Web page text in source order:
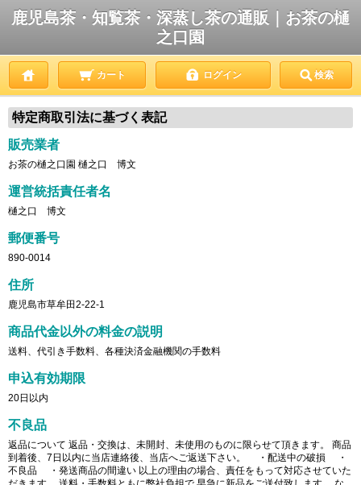
鹿児島茶・知覧茶・深蒸し茶の通販｜お茶の樋
之口園
カート ログイン 検索
特定商取引法に基づく表記
販売業者
お茶の樋之口園 樋之口 博文
運営統括責任者名
樋之口 博文
郵便番号
890-0014
住所
鹿児島市草牟田2-22-1
商品代金以外の料金の説明
送料、代引き手数料、各種決済金融機関の手数料
申込有効期限
20日以内
不良品
返品について 返品・交換は、未開封、未使用のものに限らせて頂きます。 商品
到着後、7日以内に当店連絡後、当店へご返送下さい。 ・配送中の破損 ・
不良品 ・発送商品の間違い 以上の理由の場合、責任をもって対応させていた